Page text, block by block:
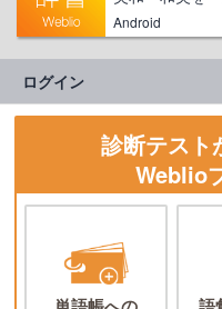
Android
ログイン
診断テスト
Weblio